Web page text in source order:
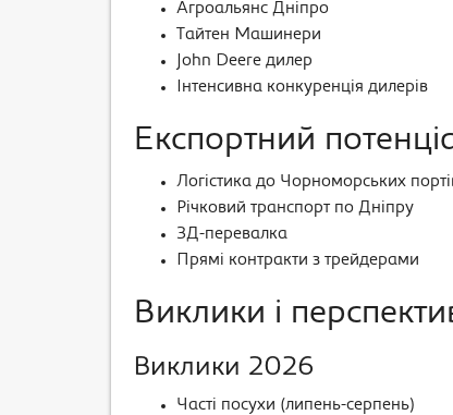
Агроальянс Дніпро
Тайтен Машинери
John Deere дилер
Інтенсивна конкуренція дилерів
Експортний
Логістика до Чорноморських
Річковий транспорт по Дніпру
ЗД-перевалка
Прямі контракти з трейдерами
Виклики і
Виклики 2026
Часті посухи (липень-серпень)